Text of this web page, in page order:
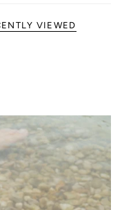
VIEWED